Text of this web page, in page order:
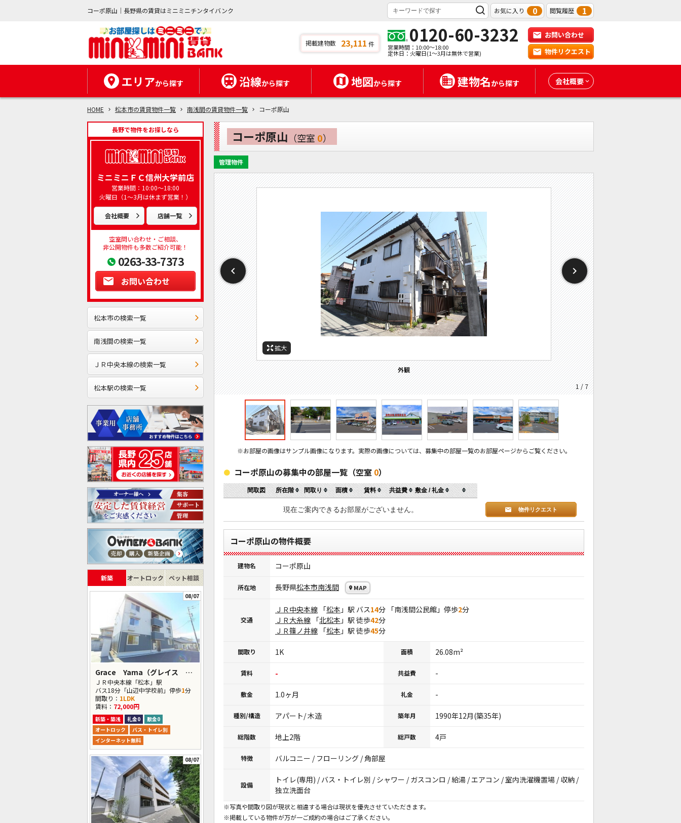
コーポ原山｜長野県の賃貸はミニミニチンタイバンク お気に入り 0 閲覧履歴 1
掲載建物数 23,111 件 0120-60-3232
営業時間：10:00～18:00
定休日：火曜日(1～3月は無休で営業)
お問い合わせ
物件リクエスト
エリアから探す 沿線から探す 地図から探す 建物名から探す 会社概要
HOME 松本市の賃貸物件一覧 南浅間の賃貸物件一覧 コーポ原山
長野で物件をお探しなら
ミニミニＦＣ信州大学前店
営業時間：10:00～18:00
火曜日（1～3月は休まず営業！）
会社概要 店舗一覧
空室問い合わせ・ご相談、
非公開物件も多数ご紹介可能！
0263-33-7373
お問い合わせ
松本市の検索一覧
南浅間の検索一覧
ＪＲ中央本線の検索一覧
松本駅の検索一覧
新築 オートロック ペット相談
08/07
Grace Yama（グレイス ヤマ）
ＪＲ中央本線「松本」駅
バス18分「山辺中学校前」停歩1分
間取り： 1LDK
賃料： 72,000円
新築・築浅 礼金0
敷金0
オートロック
バス・トイレ別
インターネット無料
08/07
コーポ原山 （空室 0）
管理物件
拡大
外観
1 / 7
拡大
周辺施設：大学
拡大
周辺施設：ホームセンター
拡大
周辺施設：ドラックストア
拡大
周辺施設：コンビニ
拡大
周辺施設：スーパー
拡大
周辺施設：病院
※お部屋の画像はサンプル画像になります。実際の画像については、募集中の部屋一覧のお部屋ページからご覧ください。
コーポ原山の募集中の部屋一覧（空室 0）
間取図 所在階 間取り 面積 賃料 共益費 敷金 / 礼金
現在ご案内できるお部屋がございません。 物件リクエスト
コーポ原山の物件概要
建物名 コーポ原山
所在地 長野県松本市南浅間 MAP
交通
ＪＲ中央本線 「松本 」駅 バス14分 「南浅間公民館」停歩2分
ＪＲ大糸線 「北松本 」駅 徒歩42分
ＪＲ篠ノ井線 「松本 」駅 徒歩45分
間取り 1K 面積 26.08m²
賃料 - 共益費 -
敷金 1.0ヶ月 礼金 -
種別/構造 アパート/ 木造 築年月 1990年12月(築35年)
総階数 地上2階 総戸数 4戸
特徴 バルコニー / フローリング / 角部屋
設備
トイレ(専用) / バス・トイレ別 / シャワー / ガスコンロ / 給湯 / エアコン / 室内洗濯機置場 / 収納 /
独立洗面台
※写真や間取り図が現状と相違する場合は現状を優先させていただきます。
※掲載している物件が万が一ご成約の場合はご了承ください。